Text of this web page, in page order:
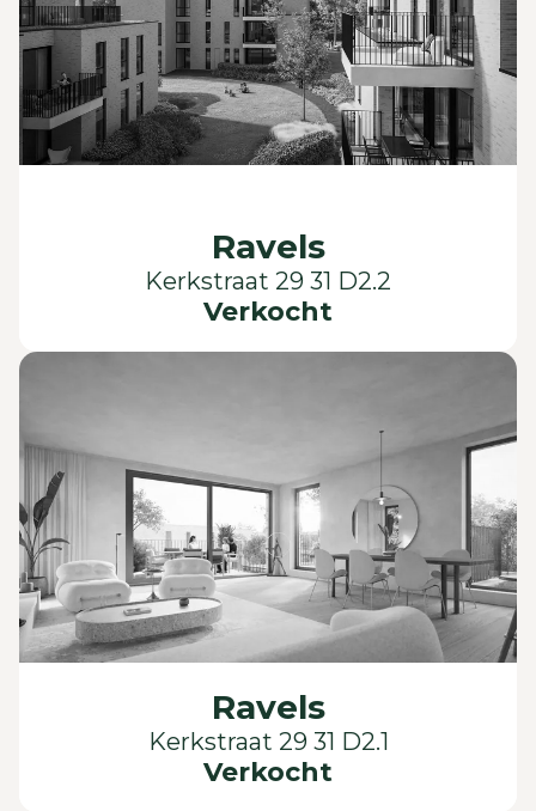
Verkocht
Ravels
Kerkstraat 29 31 D2.2
Verkocht
Ravels
Kerkstraat 29 31 D2.1